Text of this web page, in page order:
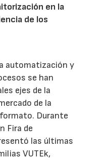
en la
de los
automatización y
se han
ejes de la
de la
Durante
Fira de
las últimas
VUTEk,